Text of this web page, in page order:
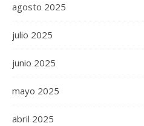
agosto 2025
julio 2025
junio 2025
mayo 2025
abril 2025